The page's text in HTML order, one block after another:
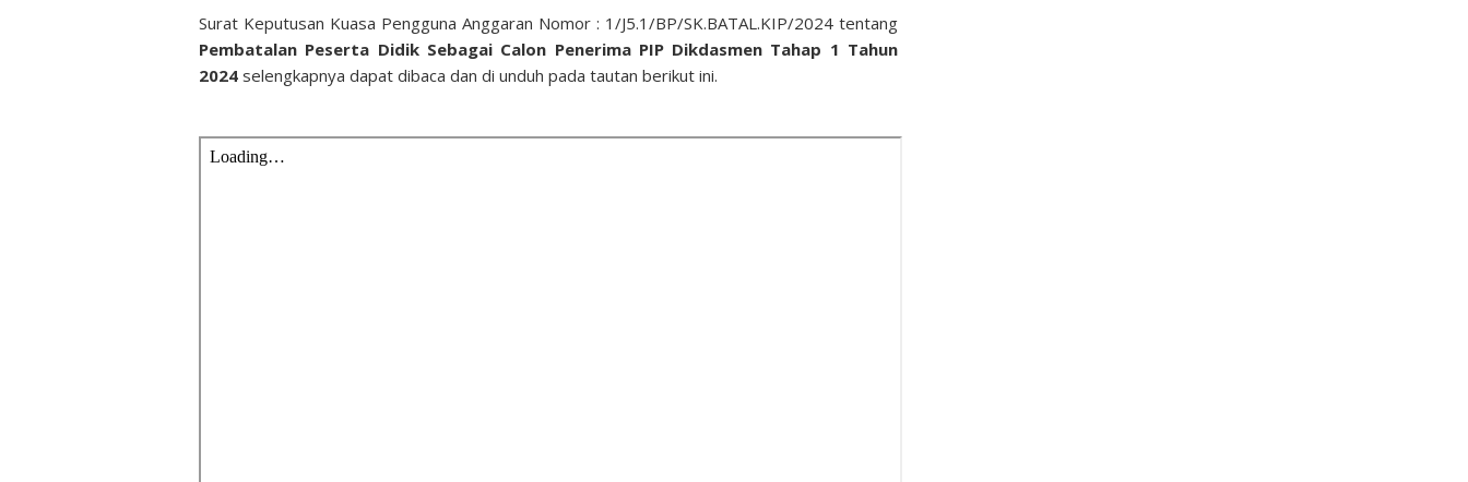
Surat Keputusan Kuasa Pengguna Anggaran Nomor : 1/J5.1/BP/SK.BATAL.KIP/2024 tentang
Pembatalan Peserta Didik Sebagai Calon Penerima PIP Dikdasmen Tahap 1 Tahun
2024 selengkapnya dapat dibaca dan di unduh pada tautan berikut ini.